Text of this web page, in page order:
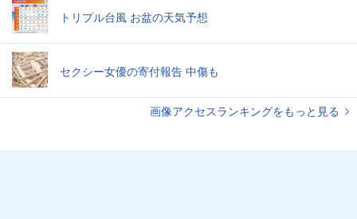
トリプル台風 お盆の天気予想
セクシー女優の寄付報告 中傷も
画像アクセスランキングをもっと見る